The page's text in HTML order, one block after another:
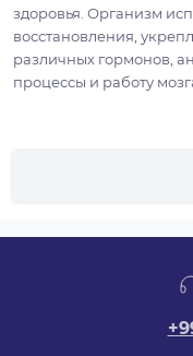
здоровья. Организм
восстановления,
различных гормонов,
процессы и работу